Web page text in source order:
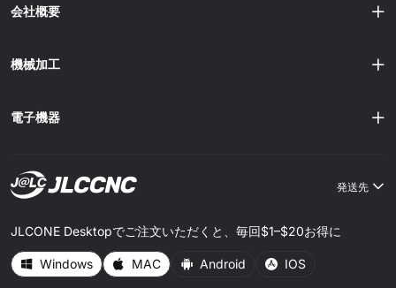
会社概要
機械加工
電子機器
発送先
JLCONE Desktopでご注文いただくと、毎回$1–$20お得に
Windows MAC Android IOS